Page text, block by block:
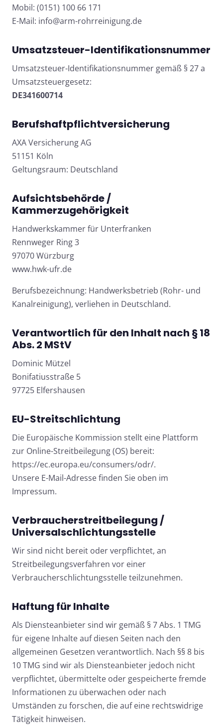
Mobil: (0151) 100 66 171
E-Mail: info@arm-rohrreinigung.de
Umsatzsteuer-Identifikationsnummer
Umsatzsteuer-Identifikationsnummer gemäß § 27 a
Umsatzsteuergesetz:
DE341600714
Berufshaftpflichtversicherung
AXA Versicherung AG
51151 Köln
Geltungsraum: Deutschland
Aufsichtsbehörde /
Kammerzugehörigkeit
Handwerkskammer für Unterfranken
Rennweger Ring 3
97070 Würzburg
www.hwk-ufr.de
Berufsbezeichnung: Handwerksbetrieb (Rohr- und
Kanalreinigung), verliehen in Deutschland.
Verantwortlich für den Inhalt nach § 18
Abs. 2 MStV
Dominic Mützel
Bonifatiusstraße 5
97725 Elfershausen
EU-Streitschlichtung
Die Europäische Kommission stellt eine Plattform
zur Online-Streitbeilegung (OS) bereit:
https://ec.europa.eu/consumers/odr/.
Unsere E-Mail-Adresse finden Sie oben im
Impressum.
Verbraucherstreitbeilegung /
Universalschlichtungsstelle
Wir sind nicht bereit oder verpflichtet, an
Streitbeilegungsverfahren vor einer
Verbraucherschlichtungsstelle teilzunehmen.
Haftung für Inhalte
Als Diensteanbieter sind wir gemäß § 7 Abs. 1 TMG
für eigene Inhalte auf diesen Seiten nach den
allgemeinen Gesetzen verantwortlich. Nach §§ 8 bis
10 TMG sind wir als Diensteanbieter jedoch nicht
verpflichtet, übermittelte oder gespeicherte fremde
Informationen zu überwachen oder nach
Umständen zu forschen, die auf eine rechtswidrige
Tätigkeit hinweisen.